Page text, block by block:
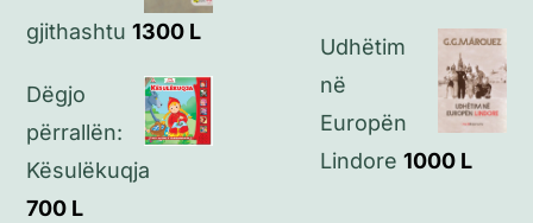
gjithashtu 1300 L
Dëgjo
përrallën:
Kësulëkuqja
700 L
Udhëtim
në
Europën
Lindore 1000 L